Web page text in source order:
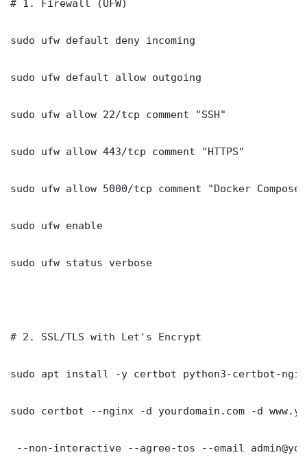
# 1. Firewall (UFW)
sudo ufw default deny incoming
sudo ufw default allow outgoing
sudo ufw allow 22/tcp comment "SSH"
sudo ufw allow 443/tcp comment "HTTPS"
sudo ufw allow 5000/tcp comment "Docker Compose
sudo ufw enable
sudo ufw status verbose
# 2. SSL/TLS with Let's Encrypt
sudo apt install -y certbot python3-certbot-
sudo certbot --nginx -d yourdomain.com -d
--non-interactive --agree-tos --email